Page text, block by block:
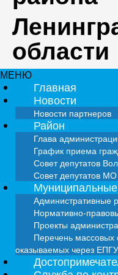
области
МЕНЮ
Главная
Новости
Новости партнеров
Район
Глава
График приема
Совет депутатов
Совет депутатов МО
Муниципальные
Административные
Нормативно-
Проекты
Перечень массовых
оказываемых через ЕПГУ